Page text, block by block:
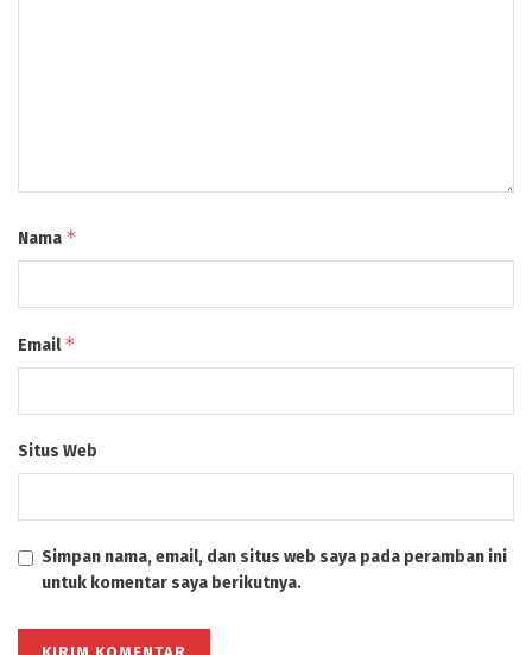
Nama *
Email*
Situs Web
Simpan nama, email, dan situs web saya pada peramban ini
untuk komentar saya berikutnya.